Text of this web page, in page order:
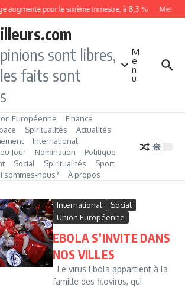
augmente pour le sixième trimestre, à 8,3 %
sont libres,
faits sont
M
e
n
u
Européenne
Finance
Spiritualités
Actualités
International
Jour
Nomination
Politique
Social Spiritualités
Sport
sommes‑nous? À propos
International
Social
Union Européenne
EBOLA S’INVITE DANS
NOS VILLES
Le virus Ebola appartient à la
famille des filovirus, qui